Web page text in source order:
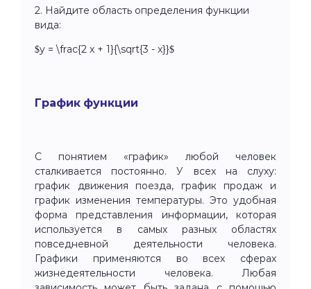
2. Найдите область определения функции
вида:
$y = \frac{2 x + 1}{\sqrt{3 - x}}$
График функции
С понятием «график» любой человек
сталкивается постоянно. У всех на слуху:
график движения поезда, график продаж и
график изменения температуры. Это удобная
форма представления информации, которая
используется в самых разных областях
повседневной деятельности человека.
Графики применяются во всех сферах
жизнедеятельности человека. Любая